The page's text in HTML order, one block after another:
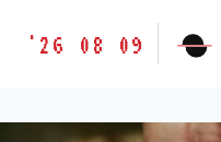
胶
味
'26 08 09